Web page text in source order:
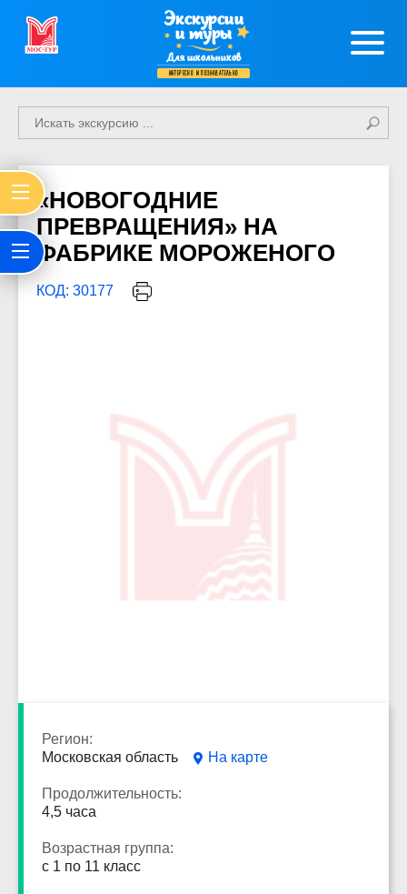
Экскурсии
и туры
Для школьников
интересно и познавательно
«НОВОГОДНИЕ
ПРЕВРАЩЕНИЯ» НА
ФАБРИКЕ МОРОЖЕНОГО
КОД: 30177
Регион:
Московская область
На карте
Продолжительность:
4,5 часа
Возрастная группа:
с 1 по 11 класс